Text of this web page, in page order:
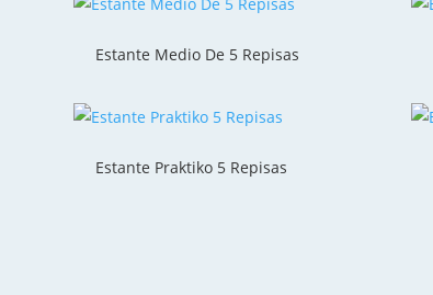
Estante Medio De 5 Repisas
Estante Praktiko 5 Repisas